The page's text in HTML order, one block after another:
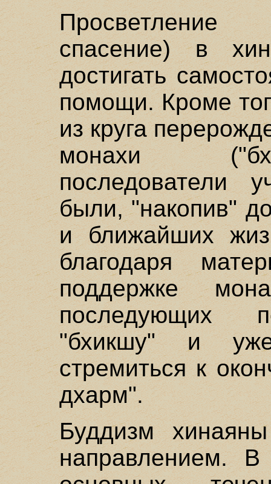
Просветление
спасение) в
достигать
помощи. Кроме
из круга
монахи
последователи
были, "накопив"
и ближайших
благодаря
поддержке
последующих
"бхикшу" и
стремиться к
дхарм".
Буддизм
направлением.